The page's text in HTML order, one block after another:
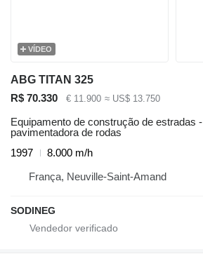
VÍDEO
ABG TITAN 325
R$ 70.330
€ 11.900 ≈ US$ 13.750
Equipamento de construção de estradas -
pavimentadora de rodas
1997
8.000 m/h
França, Neuville-Saint-Amand
SODINEG